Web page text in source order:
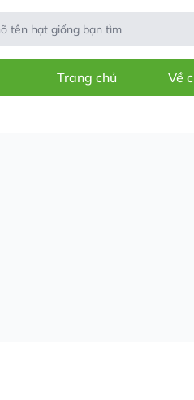
Trang chủ Về